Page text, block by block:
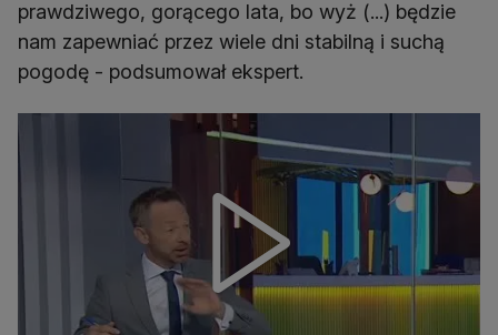
prawdziwego, gorącego lata, bo wyż (...) będzie
nam zapewniać przez wiele dni stabilną i suchą
pogodę - podsumował ekspert.